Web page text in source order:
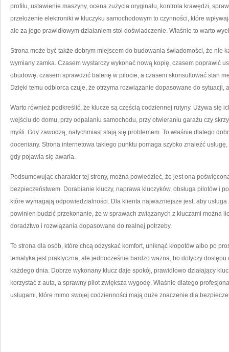
profilu, ustawienie maszyny, ocena zużycia oryginału, kontrola krawędzi,
przełożenie elektroniki w kluczyku samochodowym to czynności, które
ale za jego prawidłowym działaniem stoi doświadczenie. Właśnie to warto
Strona może być także dobrym miejscem do budowania świadomości, że nie
wymiany zamka. Czasem wystarczy wykonać nową kopię, czasem poprawić
obudowę, czasem sprawdzić baterię w pilocie, a czasem skonsultować stan
Dzięki temu odbiorca czuje, że otrzyma rozwiązanie dopasowane do sytuacji,
Warto również podkreślić, że klucze są częścią codziennej rutyny. Używa się
wejściu do domu, przy odpalaniu samochodu, przy otwieraniu garażu czy
myśli. Gdy zawodzą, natychmiast stają się problemem. To właśnie dlatego
doceniany. Strona internetowa takiego punktu pomaga szybko znaleźć
gdy pojawia się awaria.
Podsumowując charakter tej strony, można powiedzieć, że jest ona
bezpieczeństwem. Dorabianie kluczy, naprawa kluczyków, obsługa pilotów i
które wymagają odpowiedzialności. Dla klienta najważniejsze jest, aby usługa
powinien budzić przekonanie, że w sprawach związanych z kluczami można
doradztwo i rozwiązania dopasowane do realnej potrzeby.
To strona dla osób, które chcą odzyskać komfort, uniknąć kłopotów albo po
tematyka jest praktyczna, ale jednocześnie bardzo ważna, bo dotyczy dostępu
każdego dnia. Dobrze wykonany klucz daje spokój, prawidłowo działający
korzystać z auta, a sprawny pilot zwiększa wygodę. Właśnie dlatego
usługami, które mimo swojej codzienności mają duże znaczenie dla